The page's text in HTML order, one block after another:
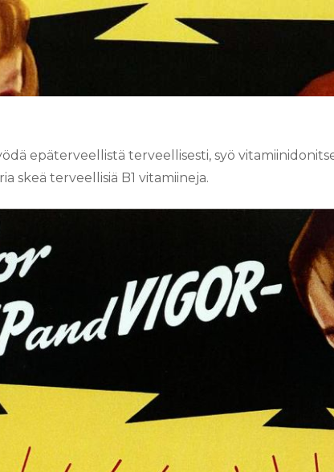
epäterveellistä terveellisesti, syö
skeä terveellisiä B1 vitamiineja.